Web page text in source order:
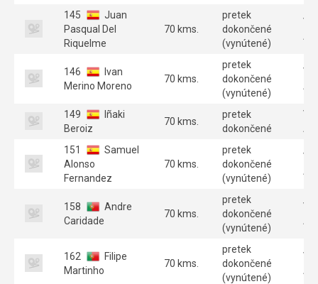
145
Juan
Pasqual Del
Riquelme
70 kms.
pretek
dokončené
(vynútené)
A
146
Ivan
Merino Moreno
70 kms.
pretek
dokončené
(vynútené)
A
149
Iñaki
Beroiz
70 kms.
pretek
dokončené
A
151
Samuel
Alonso
Fernandez
70 kms.
pretek
dokončené
(vynútené)
A
158
Andre
Caridade
70 kms.
pretek
dokončené
(vynútené)
A
162
Filipe
Martinho
70 kms.
pretek
dokončené
(vynútené)
A